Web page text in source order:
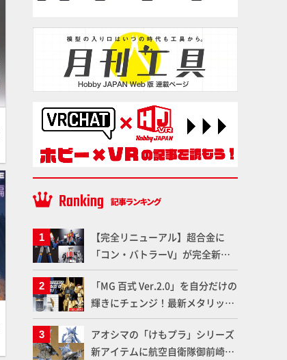
【完全リニューアル】超合金に
「コン・バトラーV」が完全新規
造形で登場！気になる仕様を試作
品の撮り下ろしでご紹介!!さらに
「大鉄人17」＆「ワンエイト」セ
ット情報もお届け！【超合金の
魂】
「MG 百式 Ver.2.0」を自分だけの
輝きにチェンジ！最新メタリック
塗料を使ってより金属感を増した
仕上がりに!!【試し読み】
アオシマの「けもプラ」シリーズ
新アイテムに航空自衛隊御前崎分